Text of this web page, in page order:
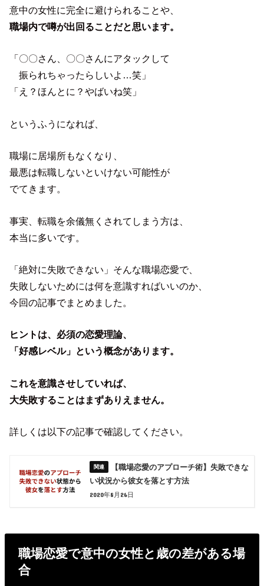
意中の女性に完全に避けられることや、
職場内で噂が出回ることだと思います。
「〇〇さん、〇〇さんにアタックして
振られちゃったらしいよ…笑」
「え？ほんとに？やばいね笑」
というふうになれば、
職場に居場所もなくなり、
最悪は転職しないといけない可能性が
でてきます。
事実、転職を余儀無くされてしまう方は、
本当に多いです。
「絶対に失敗できない」そんな職場恋愛で、
失敗しないためには何を意識すればいいのか、
今回の記事でまとめました。
ヒントは、必須の恋愛理論、
「好感レベル」という概念があります。
これを意識させしていれば、
大失敗することはまずありえません。
詳しくは以下の記事で確認してください。
【職場恋愛のアプローチ術】失敗できな
い状況から彼女を落とす方法
2020年8月26日
職場恋愛で意中の女性と歳の差がある場
合